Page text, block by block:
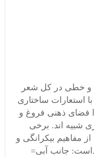
و خطی در کل شعر
با استعارات ساختاری
فضای ذهنی فروغ و
شبیه اند. برخی
مفاهیم بیکرانگی و
جانب آبی=